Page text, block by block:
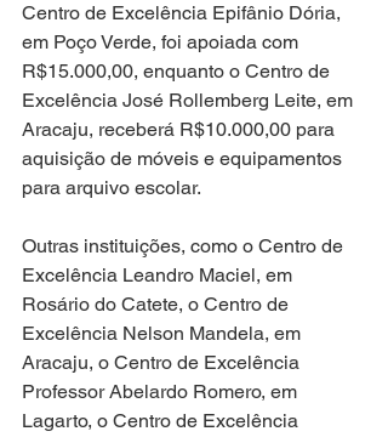
Centro de Excelência Epifânio Dória,
em Poço Verde, foi apoiada com
R$15.000,00, enquanto o Centro de
Excelência José Rollemberg Leite, em
Aracaju, receberá R$10.000,00 para
aquisição de móveis e equipamentos
para arquivo escolar.
Outras instituições, como o Centro de
Excelência Leandro Maciel, em
Rosário do Catete, o Centro de
Excelência Nelson Mandela, em
Aracaju, o Centro de Excelência
Professor Abelardo Romero, em
Lagarto, o Centro de Excelência